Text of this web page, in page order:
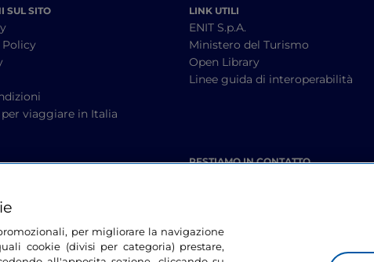
SUL SITO
Policy
viaggiare in Italia
LINK UTILI
ENIT S.p.A.
Ministero del Turismo
Open Library
Linee guida di interoperabilità
RESTIAMO IN CONTATTO
per migliorare la navigazione
cookie (divisi per categoria) prestare,